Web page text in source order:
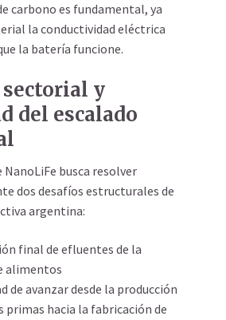
carbono es fundamental, ya
la conductividad eléctrica
la batería funcione.
y
del escalado
NanoLiFe busca resolver
dos desafíos estructurales de
argentina:
final de efluentes de la
alimentos
de avanzar desde la producción
primas hacia la fabricación de